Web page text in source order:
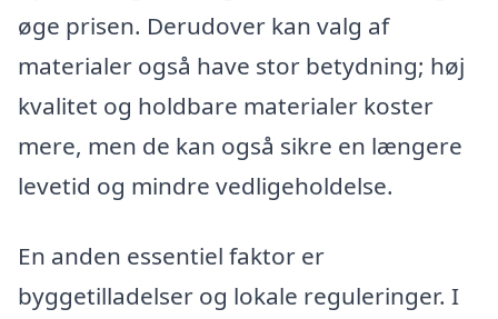
øge prisen. Derudover kan valg af
materialer også have stor betydning; høj
kvalitet og holdbare materialer koster
mere, men de kan også sikre en længere
levetid og mindre vedligeholdelse.
En anden essentiel faktor er
byggetilladelser og lokale reguleringer. I